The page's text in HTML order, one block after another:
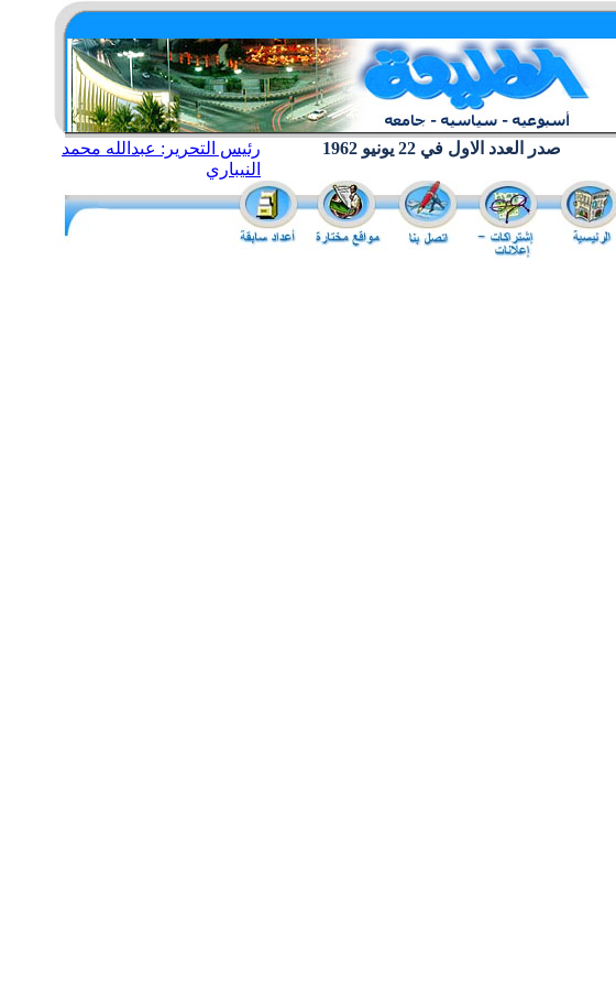
رئيس التحرير: عبدالله محمد
النيباري
صدر العدد الاول في 22 يونيو 1962